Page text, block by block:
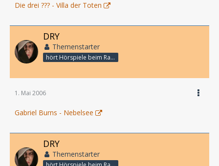
Die drei ??? - Villa der Toten
DRY
Themenstarter
hört Hörspiele beim Rasenmähen
1. Mai 2006
Gabriel Burns - Nebelsee
DRY
Themenstarter